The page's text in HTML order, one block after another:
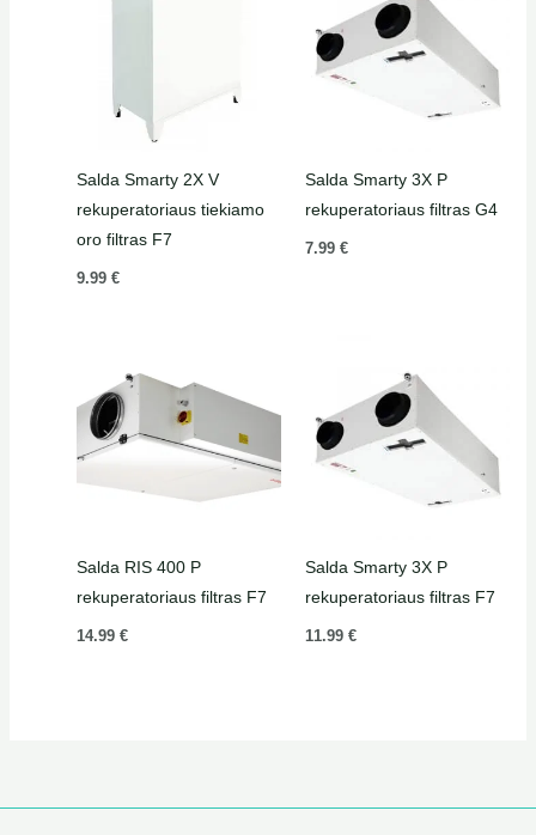
Salda Smarty 2X V
rekuperatoriaus tiekiamo
oro filtras F7
9.99 €
Salda Smarty 3X P
rekuperatoriaus filtras G4
7.99 €
Salda RIS 400 P
rekuperatoriaus filtras F7
14.99 €
Salda Smarty 3X P
rekuperatoriaus filtras F7
11.99 €